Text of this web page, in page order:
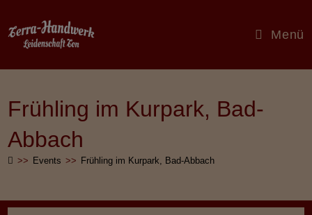
Inhalt
springen
Menü
Frühling im Kurpark, Bad-
Abbach
>> Events >> Frühling im Kurpark, Bad-Abbach